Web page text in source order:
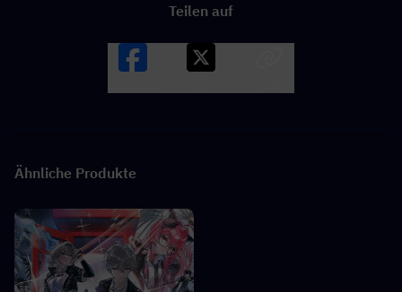
Teilen auf
Ähnliche Produkte